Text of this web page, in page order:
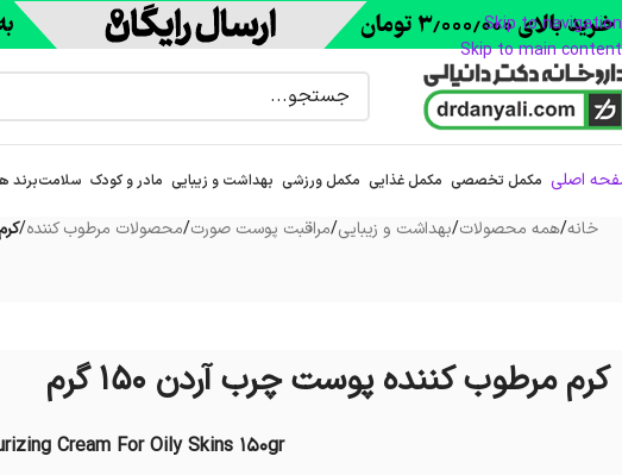
Skip to navigation
Skip to main content
اصلی مکمل تخصصی مکمل غذایی مکمل ورزشی بهداشت و زیبایی مادر و کودک سلامتبرند
خانه/همه محصولات/بهداشت و زیبایی/مراقبت پوست صورت/محصولات مرطوب کننده/
کرم مرطوب کننده پوست چرب آردن 150 گرم
Cream For Oily Skins 150gr